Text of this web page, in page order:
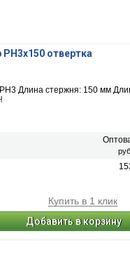
отвертка
Длина стержня: 150 мм
Купить в 1 клик
Добавить в корзину